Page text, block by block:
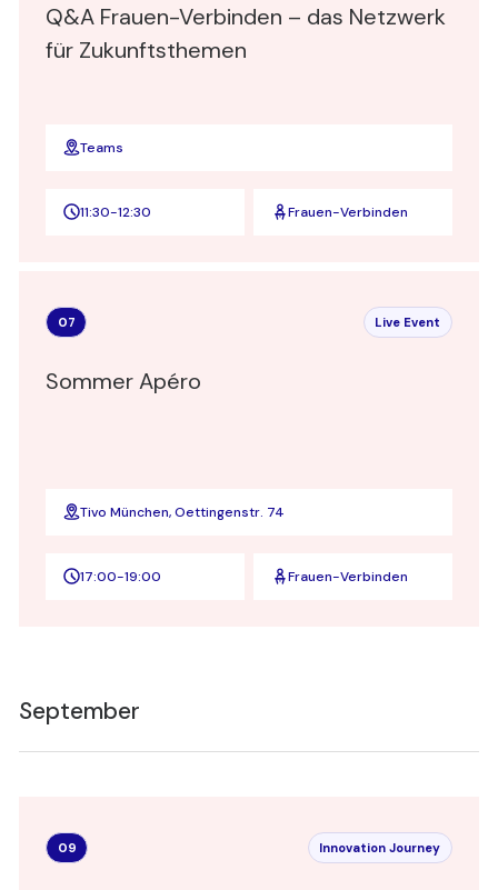
Q&A Frauen-Verbinden – das Netzwerk
für Zukunftsthemen
Teams
11:30-12:30 Frauen-Verbinden
07 Live Event
Sommer Apéro
Tivo München, Oettingenstr. 74
17:00-19:00 Frauen-Verbinden
September
09 Innovation Journey